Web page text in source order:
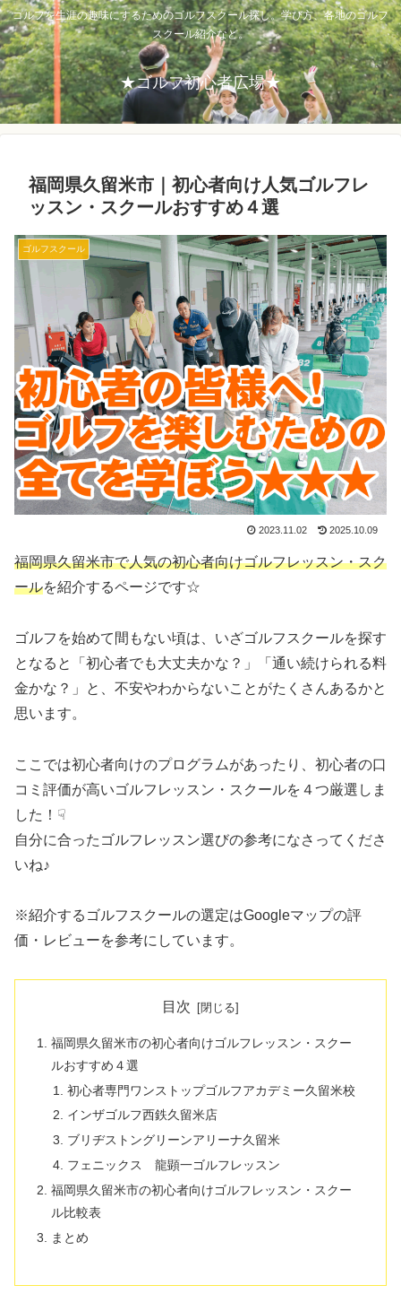
ゴルフを生涯の趣味にするためのゴルフスクール探し。学び方、各地のゴルフ
スクール紹介など。
★ゴルフ初心者広場★
福岡県久留米市｜初心者向け人気ゴルフレ
ッスン・スクールおすすめ４選
ゴルフスクール
2023.11.02 2025.10.09
福岡県久留米市で人気の初心者向けゴルフレッスン・スク
ールを紹介するページです☆
ゴルフを始めて間もない頃は、いざゴルフスクールを探す
となると「初心者でも大丈夫かな？」「通い続けられる料
金かな？」と、不安やわからないことがたくさんあるかと
思います。
ここでは初心者向けのプログラムがあったり、初心者の口
コミ評価が高いゴルフレッスン・スクールを４つ厳選しま
した！☟
自分に合ったゴルフレッスン選びの参考になさってくださ
いね♪
※紹介するゴルフスクールの選定はGoogleマップの評
価・レビューを参考にしています。
目次
福岡県久留米市の初心者向けゴルフレッスン・スクー
ルおすすめ４選
初心者専門ワンストップゴルフアカデミー久留米校
インザゴルフ西鉄久留米店
ブリヂストングリーンアリーナ久留米
フェニックス 龍顕一ゴルフレッスン
福岡県久留米市の初心者向けゴルフレッスン・スクー
ル比較表
まとめ